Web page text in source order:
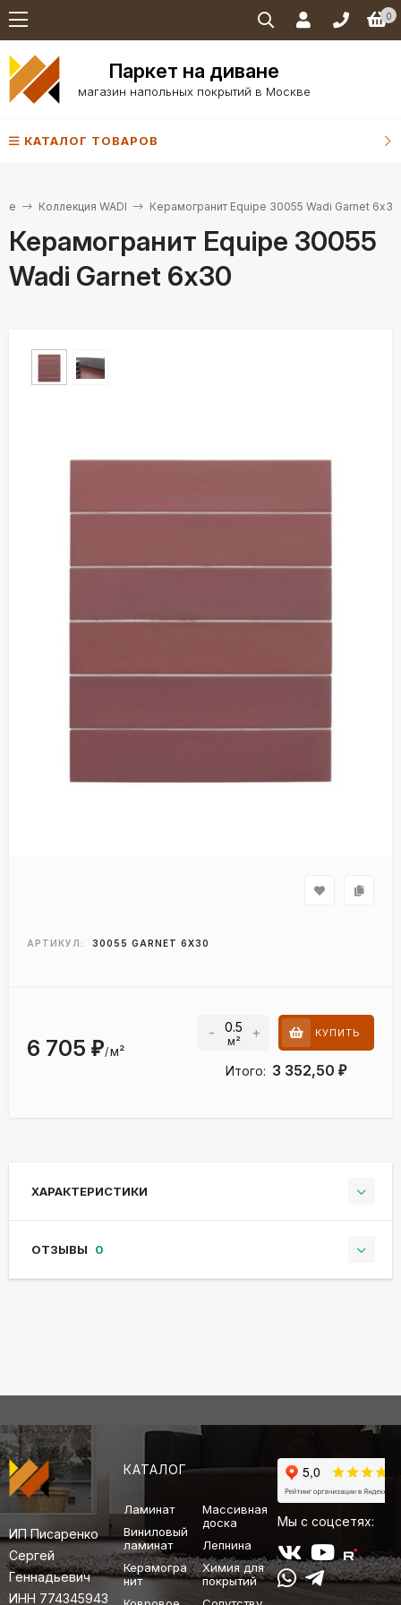
0
Паркет на диване
магазин напольных покрытий в Москве
КАТАЛОГ ТОВАРОВ
Коллекция WADI Керамогранит Equipe 30055 Wadi Garnet 6х30
Керамогранит Equipe 30055
Wadi Garnet 6х30
АРТИКУЛ: 30055 GARNET 6Х30
6 705 ₽/м²
- м² + КУПИТЬ
Итого: 3 352,50 ₽
ХАРАКТЕРИСТИКИ
ОТЗЫВЫ 0
ИП Писаренко
Сергей
Геннадьевич
ИНН 774345943
КАТАЛОГ
Ламинат
Виниловый
ламинат
Керамогра
нит
Массивная
доска
Лепнина
Химия для
покрытий
Мы с соцсетях: